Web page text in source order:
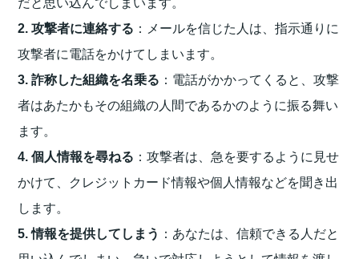
2. 攻撃者に連絡する ：メールを信じた人は、指示通りに
攻撃者に電話をかけてしまいます。
3. 詐称した組織を名乗る ：電話がかかってくると、攻撃
者はあたかもその組織の人間であるかのように振る舞い
ます。
4. 個人情報を尋ねる ：攻撃者は、急を要するように見せ
かけて、クレジットカード情報や個人情報などを聞き出
します。
5. 情報を提供してしまう ：あなたは、信頼できる人だと